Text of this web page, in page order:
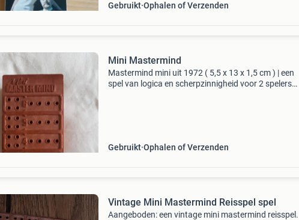
Gebruikt Ophalen of Verzenden
Mini Mastermind
Mastermind mini uit 1972 ( 5,5 x 13 x 1,5 cm ) | een
spel van logica en scherpzinnigheid voor 2 spelers.
Gebruikt Ophalen of Verzenden
Vintage Mini Mastermind Reisspel spel
Aangeboden: een vintage mini mastermind reisspel.